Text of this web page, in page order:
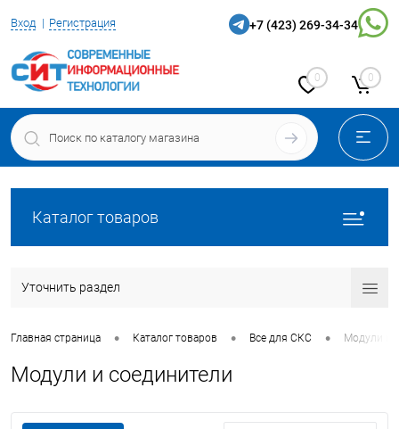
Вход Регистрация +7 (423) 269-34-34
0 0
Каталог товаров
Уточнить раздел
Главная страница • Каталог товаров • Все для СКС • Модули и
Модули и соединители